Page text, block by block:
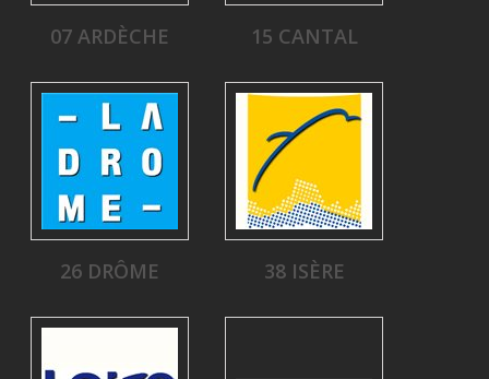
07 ARDÈCHE 15 CANTAL
26 DRÔME 38 ISÈRE